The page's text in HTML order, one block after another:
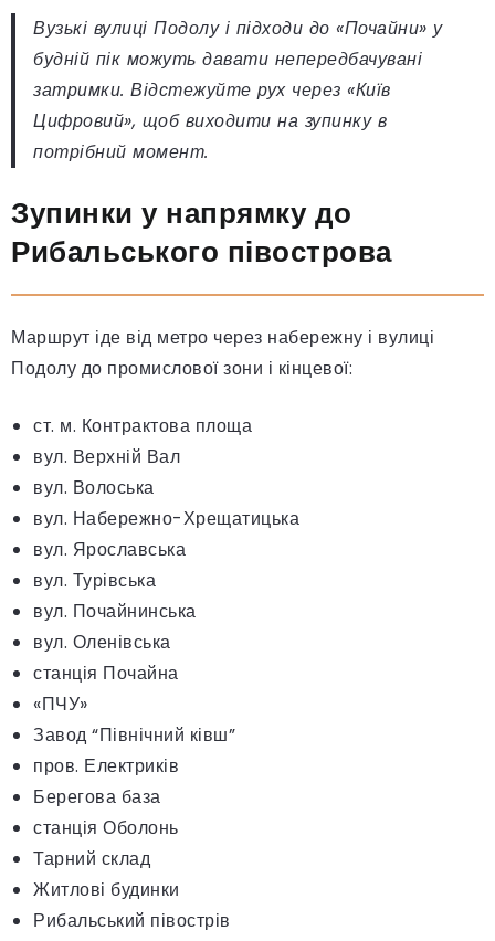
Вузькі вулиці Подолу і підходи до «Почайни» у
будній пік можуть давати непередбачувані
затримки. Відстежуйте рух через «Київ
Цифровий», щоб виходити на зупинку в
потрібний момент.
Зупинки у напрямку до
Рибальського півострова
Маршрут іде від метро через набережну і вулиці
Подолу до промислової зони і кінцевої:
ст. м. Контрактова площа
вул. Верхній Вал
вул. Волоська
вул. Набережно-Хрещатицька
вул. Ярославська
вул. Турівська
вул. Почайнинська
вул. Оленівська
станція Почайна
«ПЧУ»
Завод “Північний ківш”
пров. Електриків
Берегова база
станція Оболонь
Тарний склад
Житлові будинки
Рибальський півострів